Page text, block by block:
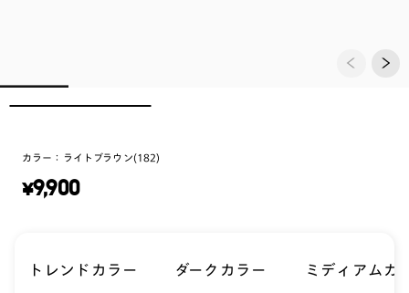
カラー： ライトブラウン(182)
¥9,900
トレンドカラー ダークカラー ミディアムカ